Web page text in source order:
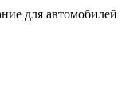
для автомобилей